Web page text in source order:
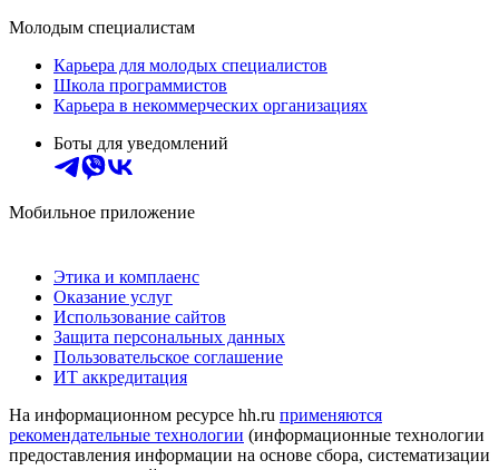
Молодым специалистам
Карьера для молодых специалистов
Школа программистов
Карьера в некоммерческих организациях
Боты для уведомлений
Мобильное приложение
Этика и комплаенс
Оказание услуг
Использование сайтов
Защита персональных данных
Пользовательское соглашение
ИТ аккредитация
На информационном ресурсе hh.ru применяются
рекомендательные технологии (информационные технологии
предоставления информации на основе сбора, систематизации